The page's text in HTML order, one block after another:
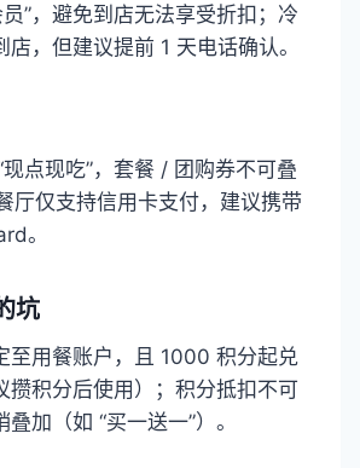
”，避免到店无法享受折扣；冷
店，但建议提前 1 天电话确认。​
点现吃”，套餐 / 团购券不可叠
厅仅支持信用卡支付，建议携带
。​
坑​
至用餐账户，且 1000 积分起兑
攒积分后使用）；积分抵扣不可
加（如 “买一送一”）。​